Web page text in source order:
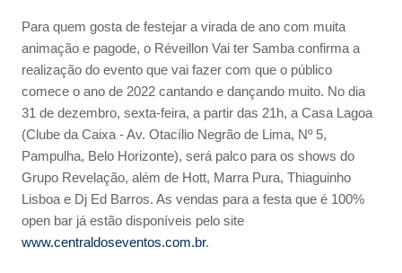
Para quem gosta de festejar a virada de ano com muita
animação e pagode, o Réveillon Vai ter Samba confirma a
realização do evento que vai fazer com que o público
comece o ano de 2022 cantando e dançando muito. No dia
31 de dezembro, sexta-feira, a partir das 21h, a Casa Lagoa
(Clube da Caixa - Av. Otacílio Negrão de Lima, Nº 5,
Pampulha, Belo Horizonte), será palco para os shows do
Grupo Revelação, além de Hott, Marra Pura, Thiaguinho
Lisboa e Dj Ed Barros. As vendas para a festa que é 100%
open bar já estão disponíveis pelo site
www.centraldoseventos.com.br.